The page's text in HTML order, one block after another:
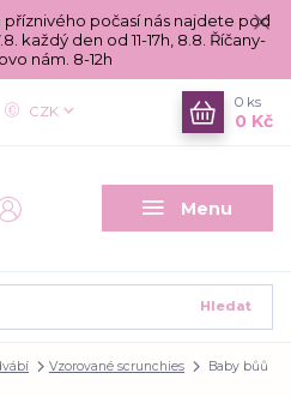
příznivého počasí nás najdete pod
každý den od 11-17h, 8.8. Říčany-
nám. 8-12h
Menu
CZK
Hledat
0 ks
0 Kč
Vzorované scrunchies Baby bůů